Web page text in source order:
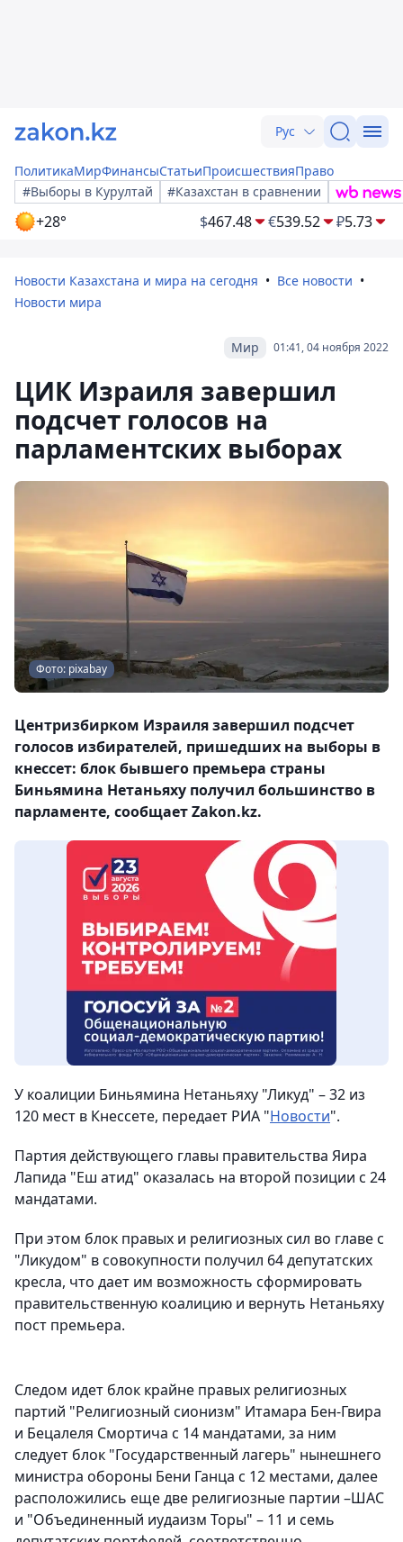
Рус
ПолитикаМирФинансыСтатьиПроисшествияПраво
#Выборы в Курултай
#Казахстан в сравнении
+28° $467.48 €539.52 ₽5.73
Новости Казахстана и мира на сегодня
Все новости
Новости мира
01:41, 04 ноября 2022
Мир
ЦИК Израиля завершил
подсчет голосов на
парламентских выборах
Фото: pixabay
Центризбирком Израиля завершил подсчет
голосов избирателей, пришедших на выборы в
кнессет: блок бывшего премьера страны
Биньямина Нетаньяху получил большинство в
парламенте, сообщает Zakon.kz.
У коалиции Биньямина Нетаньяху "Ликуд" – 32 из
120 мест в Кнессете, передает РИА "Новости".
Партия действующего главы правительства Яира
Лапида "Еш атид" оказалась на второй позиции с 24
мандатами.
При этом блок правых и религиозных сил во главе с
"Ликудом" в совокупности получил 64 депутатских
кресла, что дает им возможность сформировать
правительственную коалицию и вернуть Нетаньяху
пост премьера.
Следом идет блок крайне правых религиозных
партий "Религиозный сионизм" Итамара Бен-Гвира
и Бецалеля Смортича с 14 мандатами, за ним
следует блок "Государственный лагерь" нынешнего
министра обороны Бени Ганца с 12 местами, далее
расположились еще две религиозные партии –ШАС
и "Объединенный иудаизм Торы" – 11 и семь